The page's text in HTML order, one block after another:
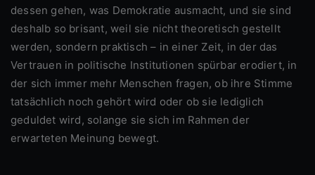
dessen gehen, was Demokratie ausmacht, und sie sind
deshalb so brisant, weil sie nicht theoretisch gestellt
werden, sondern praktisch – in einer Zeit, in der das
Vertrauen in politische Institutionen spürbar erodiert, in
der sich immer mehr Menschen fragen, ob ihre Stimme
tatsächlich noch gehört wird oder ob sie lediglich
geduldet wird, solange sie sich im Rahmen der
erwarteten Meinung bewegt.